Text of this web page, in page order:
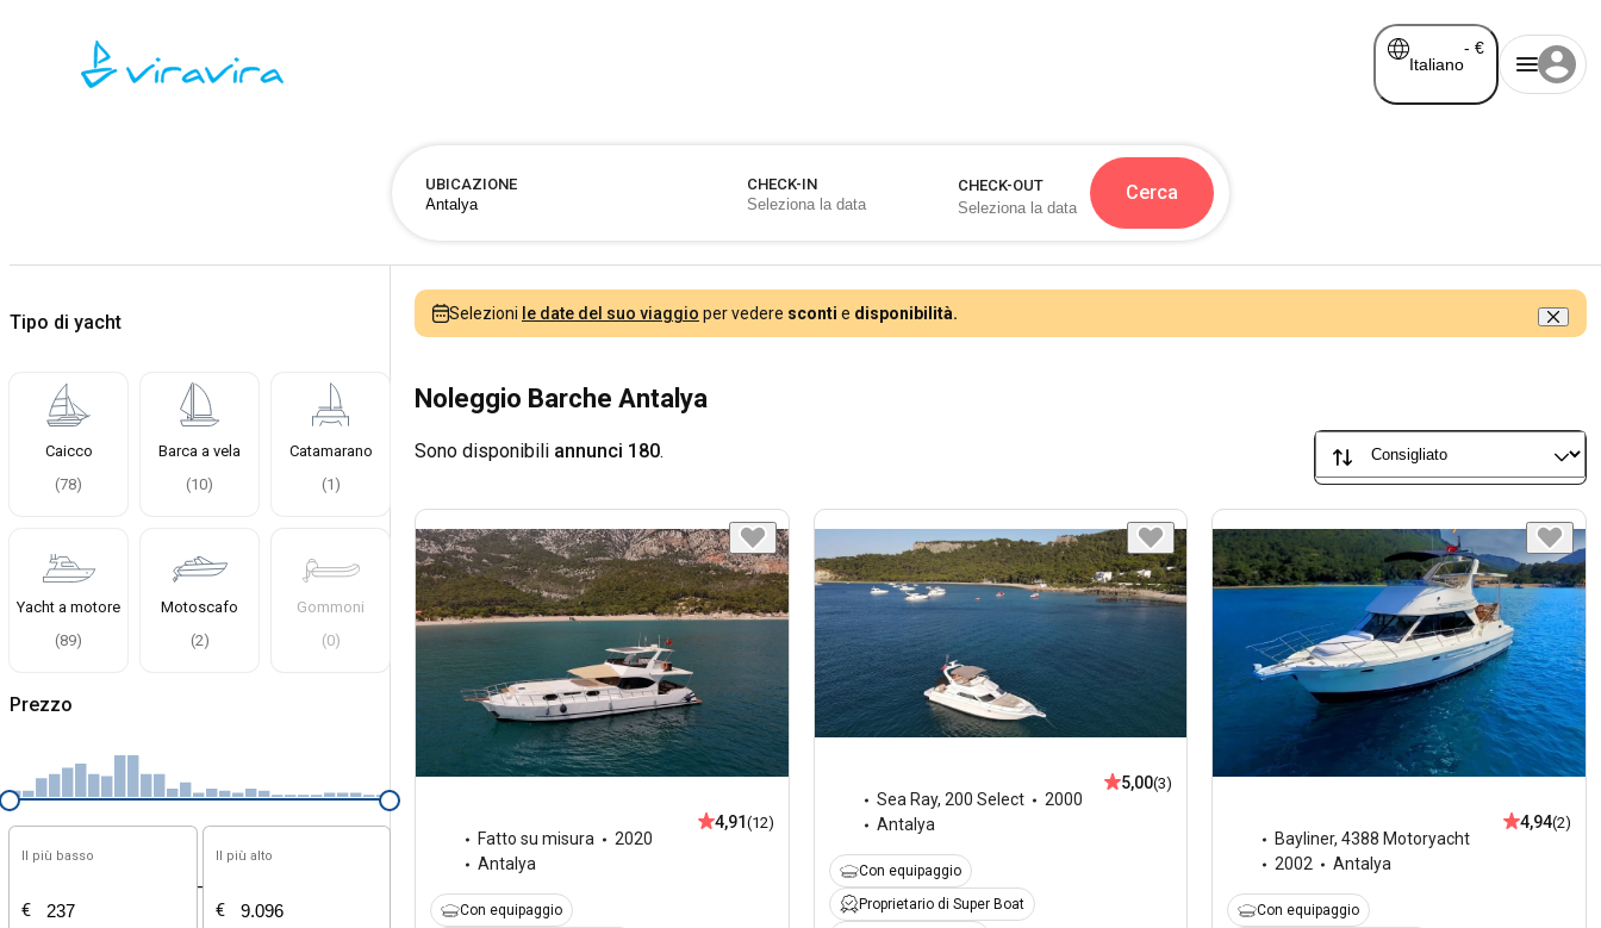
Italiano
- €
UBICAZIONE CHECK-IN CHECK-OUT Cerca
Tipo di yacht
Caicco
(78)
Barca a vela
(10)
Catamarano
(1 )
Yacht a motore
(89)
Motoscafo
(2)
Gommoni
(0)
Prezzo
Il più basso
€
-
Il più alto
€
Selezioni le date del suo viaggio per vedere sconti e disponibilità.
Noleggio Barche Antalya
Sono disponibili annunci 180.
Fatto su misura
2020
Antalya
4,91 (12)
Con equipaggio
Sea Ray, 200 Select
2000
Antalya
5,00(3)
Con equipaggio
Proprietario di Super Boat
Bayliner,4388 Motoryacht
2002
Antalya
4,94(2)
Con equipaggio